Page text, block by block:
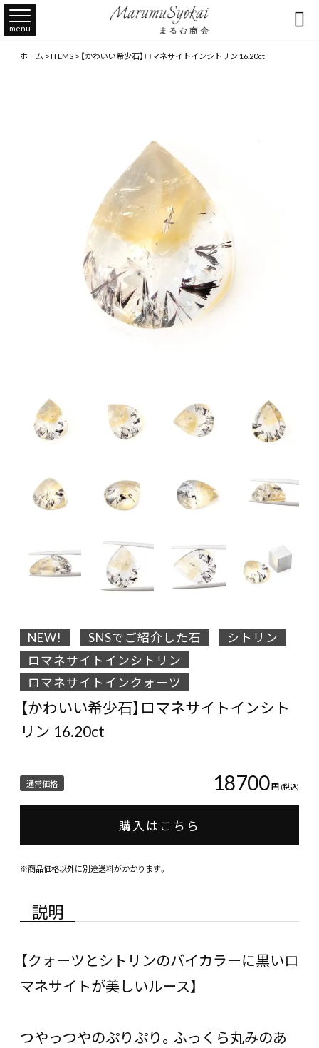
menu 
ホーム>ITEMS> 【かわいい希少石】ロマネサイトインシトリン 16.20ct
NEW! SNSでご紹介した石
シトリン
ロマネサイトインシトリン
ロマネサイトインクォーツ
【かわいい希少石】ロマネサイトインシト
リン 16.20ct
通常価格 18700円 (税込)
購入はこちら
※商品価格以外に別途送料がかかります。
説明
【クォーツとシトリンのバイカラーに黒いロ
マネサイトが美しいルース】
つやっつやのぷりぷり。ふっくら丸みのあ